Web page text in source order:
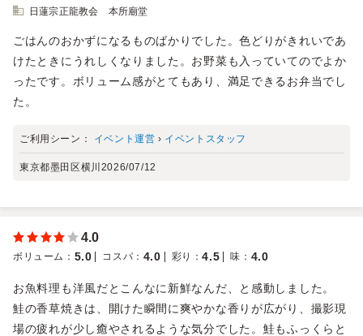
日蓮宗正龍教会 本所廟堂
ごはんのおかずになるものばかりでした。色どりがきれいであ
けたときにうれしくなりました。お野菜も入っていてのでよか
ったです。ボリューム感がとてもあり、満足できるお弁当でし
た。
ご利用シーン： イベント運営 › イベントスタッフ
東京都墨田区横川 2026/07/12
4.0
ボリューム ： 5.0 コスパ ： 4.0 彩り ：4.5 味 ： 4.0
お魚料理も洋風だとこんなに新鮮なんだ、と感動しました。
鮭の香草焼きは、開けた瞬間に爽やかな香りが広がり、撮影現
場の疲れが少し癒やされるような気分でした。鮭もふっくらと